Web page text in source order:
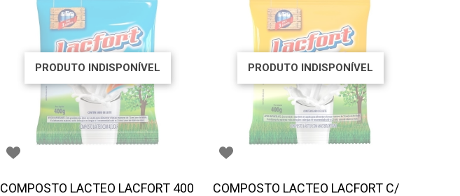
PRODUTO INDISPONÍVEL
COMPOSTO LACTEO LACFORT 400
PRODUTO INDISPONÍVEL
COMPOSTO LACTEO LACFORT C/